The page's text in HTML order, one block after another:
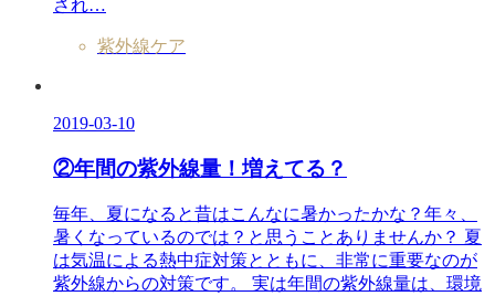
され…
紫外線ケア
2019-03-10
②年間の紫外線量！増えてる？
毎年、夏になると昔はこんなに暑かったかな？年々、
暑くなっているのでは？と思うことありませんか？ 夏
は気温による熱中症対策とともに、非常に重要なのが
紫外線からの対策です。 実は年間の紫外線量は、環境